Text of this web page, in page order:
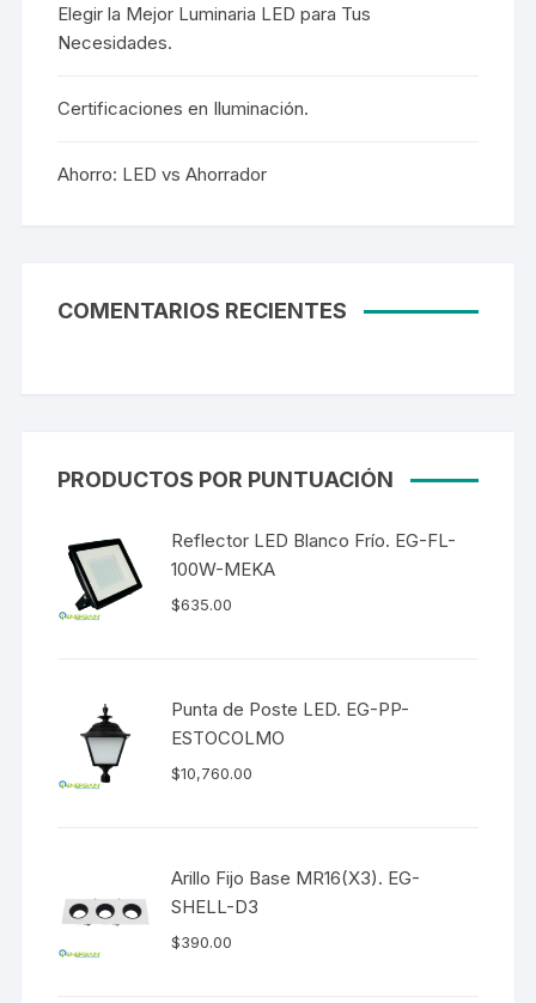
Elegir la Mejor Luminaria LED para Tus
Necesidades.
Certificaciones en Iluminación.
Ahorro: LED vs Ahorrador
COMENTARIOS RECIENTES
PRODUCTOS POR PUNTUACIÓN
Reflector LED Blanco Frío. EG-FL-
100W-MEKA
$635.00
Punta de Poste LED. EG-PP-
ESTOCOLMO
$10,760.00
Arillo Fijo Base MR16(X3). EG-
SHELL-D3
$390.00